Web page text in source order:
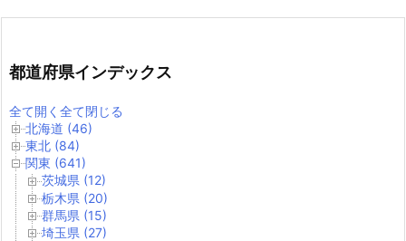
都道府県インデックス
全て開く 全て閉じる
北海道 (46)
東北 (84)
関東 (641)
茨城県 (12)
栃木県 (20)
群馬県 (15)
埼玉県 (27)